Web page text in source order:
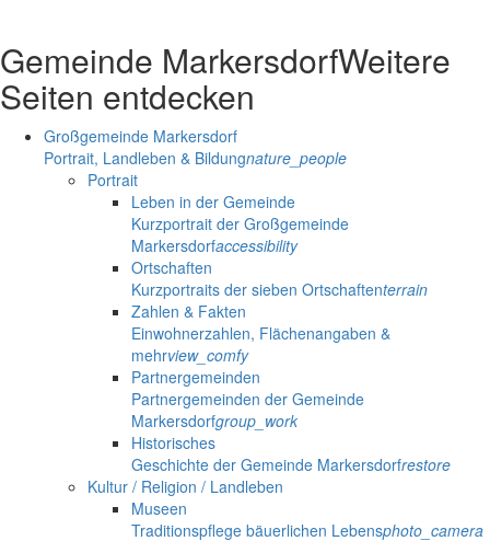
Gemeinde MarkersdorfWeitere
Seiten entdecken
Großgemeinde Markersdorf
Portrait, Landleben & Bildungnature_people
Portrait
Leben in der Gemeinde
Kurzportrait der Großgemeinde
Markersdorfaccessibility
Ortschaften
Kurzportraits der sieben Ortschaftenterrain
Zahlen & Fakten
Einwohnerzahlen, Flächenangaben &
mehrview_comfy
Partnergemeinden
Partnergemeinden der Gemeinde
Markersdorfgroup_work
Historisches
Geschichte der Gemeinde Markersdorfrestore
Kultur / Religion / Landleben
Museen
Traditionspflege bäuerlichen Lebensphoto_camera